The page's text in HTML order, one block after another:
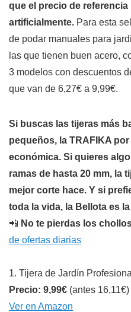
que el precio de
artificialmente. Para esta
de podar manuales para
las que tienen buen acero,
3 modelos con descuentos
que van de 6,27€ a 9,99€.
Si buscas las tijeras más
pequeños, la TRAFIKA
económica. Si quieres
ramas de hasta 20 mm, la
mejor corte hace. Y si
toda la vida, la Bellota es
📲 No te pierdas los
de ofertas diarias
1. Tijera de Jardín
Precio: 9,99€ (antes
Ver en Amazon